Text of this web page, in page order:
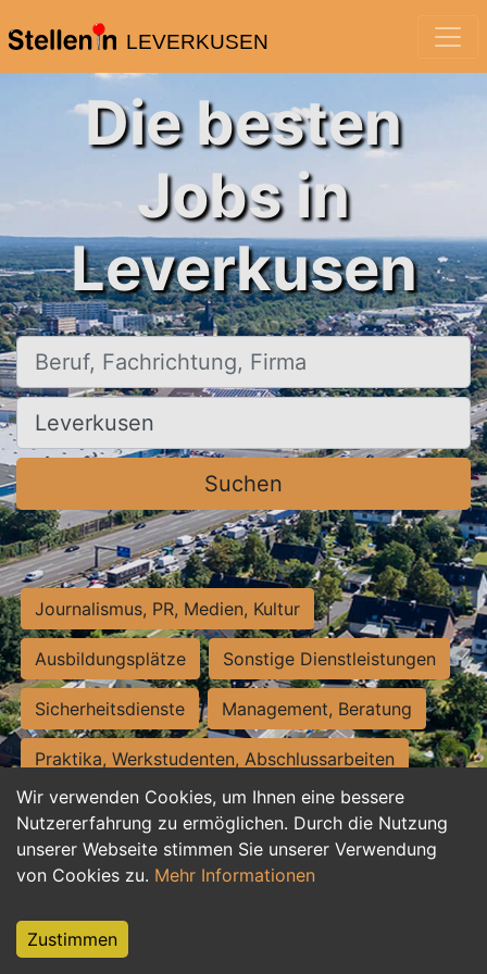
LEVERKUSEN
Wir verwenden Cookies, um Ihnen eine bessere
Nutzererfahrung zu ermöglichen. Durch die Nutzung
unserer Webseite stimmen Sie unserer Verwendung
von Cookies zu. Mehr Informationen
Zustimmen
Die besten
Jobs in
Leverkusen
Beruf, Fachrichtung, Firma
Ort, Stadt
Suchen
Journalismus, PR, Medien, Kultur
Ausbildungsplätze Sonstige Dienstleistungen
Sicherheitsdienste Management, Beratung
Praktika, Werkstudenten, Abschlussarbeiten
Personalwesen Assistenz, Sekretariat
Hilfskräfte, Aushilfs- und Nebenjobs
Weiterbildung, Studium, duale Ausbildung